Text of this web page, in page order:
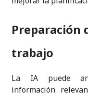
Preparación
trabajo
La IA puede
información